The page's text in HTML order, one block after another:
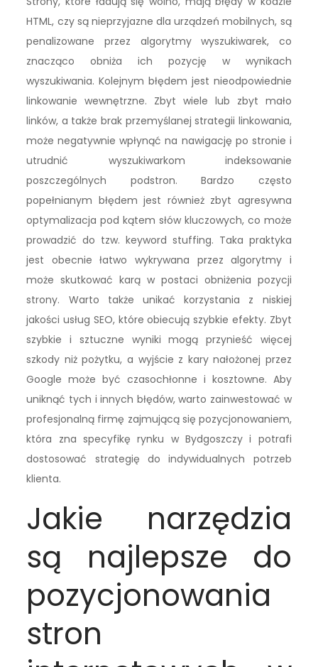
HTML, czy są nieprzyjazne dla urządzeń mobilnych, są
penalizowane przez algorytmy wyszukiwarek, co
znacząco obniża ich pozycję w wynikach
wyszukiwania. Kolejnym błędem jest nieodpowiednie
linkowanie wewnętrzne. Zbyt wiele lub zbyt mało
linków, a także brak przemyślanej strategii linkowania,
może negatywnie wpłynąć na nawigację po stronie i
utrudnić wyszukiwarkom indeksowanie
poszczególnych podstron. Bardzo często
popełnianym błędem jest również zbyt agresywna
optymalizacja pod kątem słów kluczowych, co może
prowadzić do tzw. keyword stuffing. Taka praktyka
jest obecnie łatwo wykrywana przez algorytmy i
może skutkować karą w postaci obniżenia pozycji
strony. Warto także unikać korzystania z niskiej
jakości usług SEO, które obiecują szybkie efekty. Zbyt
szybkie i sztuczne wyniki mogą przynieść więcej
szkody niż pożytku, a wyjście z kary nałożonej przez
Google może być czasochłonne i kosztowne. Aby
uniknąć tych i innych błędów, warto zainwestować w
profesjonalną firmę zajmującą się pozycjonowaniem,
która zna specyfikę rynku w Bydgoszczy i potrafi
dostosować strategię do indywidualnych potrzeb
klienta.
Jakie narzędzia
są najlepsze do
pozycjonowania
stron